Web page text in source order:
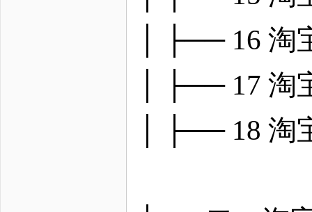
│ ├── 16 淘
│ ├── 17 淘
│ ├── 18 淘